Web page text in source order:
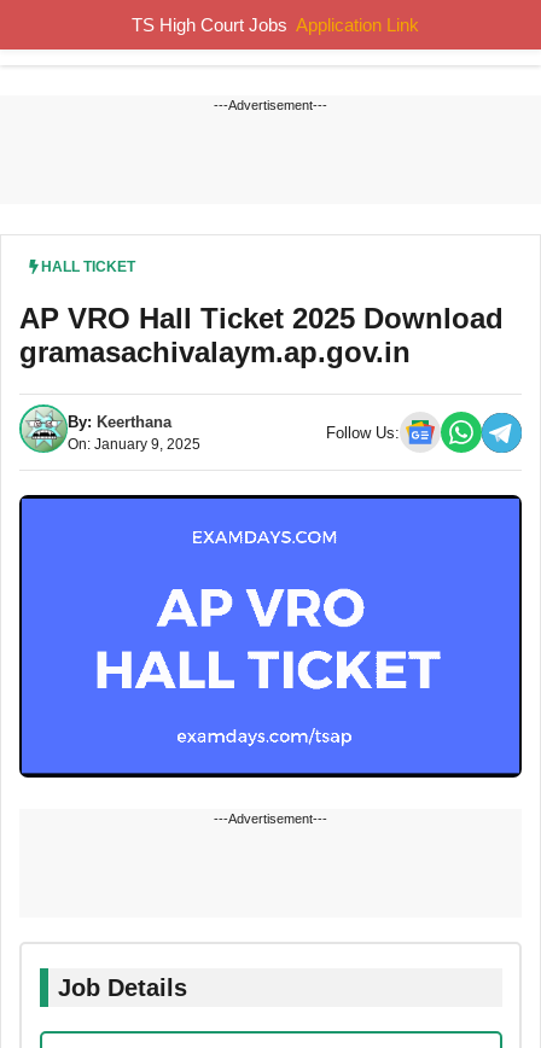
content
---Advertisement---
HALL TICKET
AP VRO Hall Ticket 2025 Download
gramasachivalaym.ap.gov.in
By: Keerthana
On: January 9, 2025
Follow Us:
---Advertisement---
Job Details
TS High Court Jobs Application Link